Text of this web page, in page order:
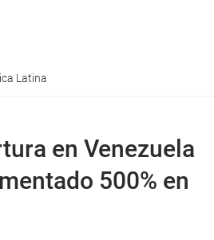
Latina
en Venezuela
500% en